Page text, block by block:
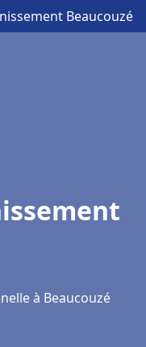
Beaucouzé
à Beaucouzé